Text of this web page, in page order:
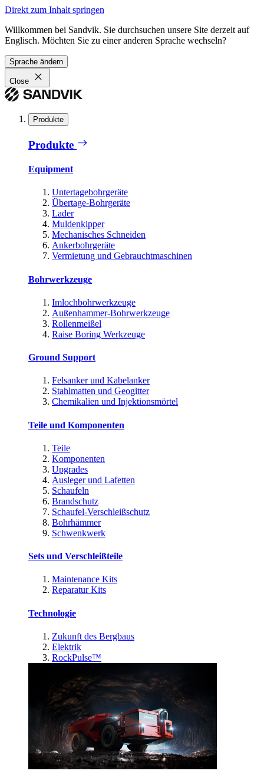
Direkt zum Inhalt springen
Willkommen bei Sandvik. Sie durchsuchen unsere Site derzeit auf
Englisch. Möchten Sie zu einer anderen Sprache wechseln?
Sprache ändern
Close
Produkte
Produkte
Equipment
Untertagebohrgeräte
Übertage-Bohrgeräte
Lader
Muldenkipper
Mechanisches Schneiden
Ankerbohrgeräte
Vermietung und Gebrauchtmaschinen
Bohrwerkzeuge
Imlochbohrwerkzeuge
Außenhammer-Bohrwerkzeuge
Rollenmeißel
Raise Boring Werkzeuge
Ground Support
Felsanker und Kabelanker
Stahlmatten und Geogitter
Chemikalien und Injektionsmörtel
Teile und Komponenten
Teile
Komponenten
Upgrades
Ausleger und Lafetten
Schaufeln
Brandschutz
Schaufel-Verschleißschutz
Bohrhämmer
Schwenkwerk
Sets und Verschleißteile
Maintenance Kits
Reparatur Kits
Technologie
Zukunft des Bergbaus
Elektrik
RockPulse™